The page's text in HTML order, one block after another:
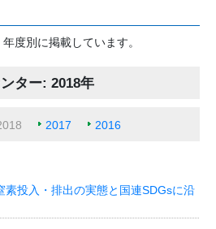
度別に掲載しています。
ター: 2018年
2017 2016
素投入・排出の実態と国連SDGsに沿